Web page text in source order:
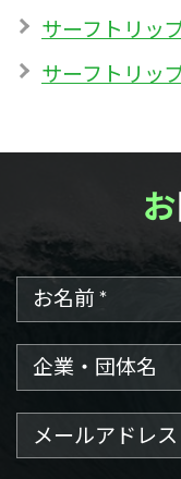
サーフトリッ
サーフトリッ
お名前
企業・団体名
メールアドレス